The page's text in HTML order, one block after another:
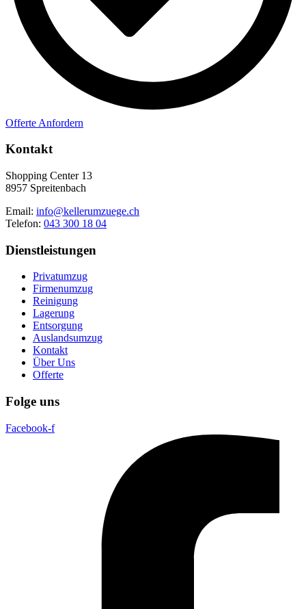
Offerte Anfordern
Kontakt
Shopping Center 13
8957 Spreitenbach
Email: info@kellerumzuege.ch
Telefon: 043 300 18 04
Dienstleistungen
Privatumzug
Firmenumzug
Reinigung
Lagerung
Entsorgung
Auslandsumzug
Kontakt
Über Uns
Offerte
Folge uns
Facebook-f